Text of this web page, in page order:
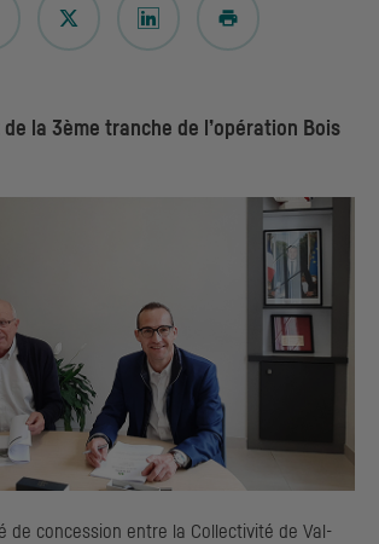
la 3ème tranche de l’opération Bois
de concession entre la Collectivité de Val-